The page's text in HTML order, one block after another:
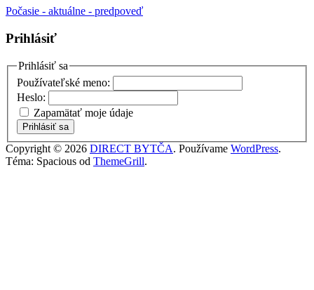
Počasie - aktuálne - predpoveď
Prihlásiť
Prihlásiť sa
Používateľské meno:
Heslo:
Zapamätať moje údaje
Prihlásiť sa
Copyright © 2026 DIRECT BYTČA. Používame WordPress.
Téma: Spacious od ThemeGrill.